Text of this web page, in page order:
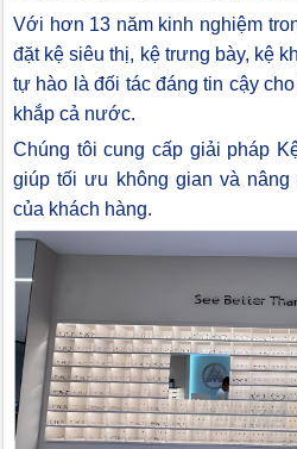
Với hơn 13 năm kinh nghiệm
đặt kệ siêu thị, kệ trưng bày, kệ
tự hào là đối tác đáng tin cậy
khắp cả nước.
Chúng tôi cung cấp giải pháp
giúp tối ưu không gian và nâng
của khách hàng.